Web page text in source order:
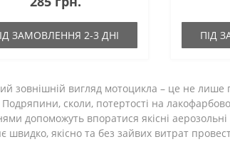
ЗАМОВЛЕННЯ 2-3 ДНІ ПІД
зовнішній вигляд мотоцикла – це не
Подряпини, сколи, потертості на
допоможуть впоратися якісні
швидко, якісно та без зайвих витрат